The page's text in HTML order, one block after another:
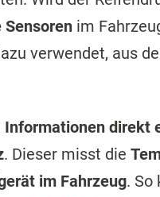
Sensoren im
verwendet, aus
Informationen direkt
. Dieser misst die
im Fahrzeug. So